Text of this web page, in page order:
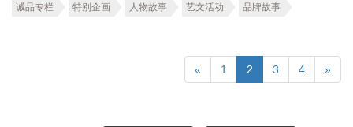
诚品专栏 特别企画 人物故事 艺文活动 品牌故事
« 1 2 3 4 »